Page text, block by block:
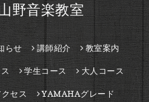
音楽教室
らせ 講師紹介 教室案内
学生コース 大人コース
クセス YAMAHAグレード